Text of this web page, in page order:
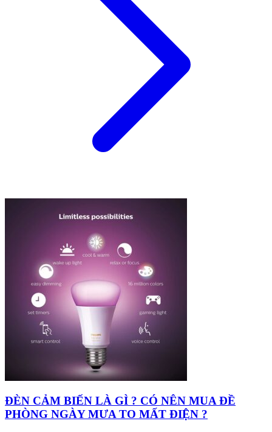
ĐÈN CẢM BIẾN LÀ GÌ ? CÓ NÊN MUA ĐỀ
PHÒNG NGÀY MƯA TO MẤT ĐIỆN ?